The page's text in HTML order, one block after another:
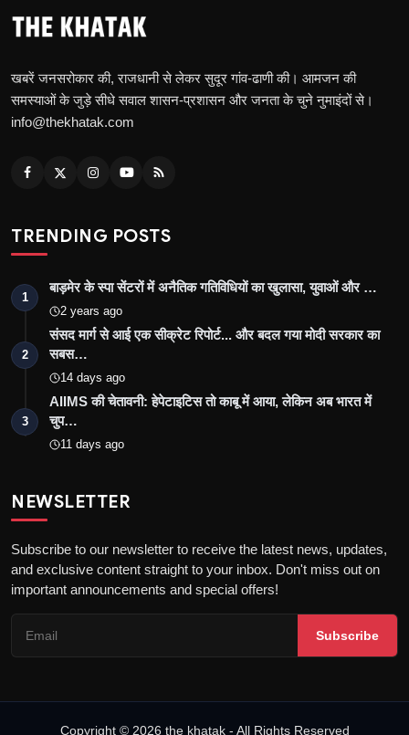
खबरें जनसरोकार की, राजधानी से लेकर सुदूर गांव-ढाणी की। आमजन की
समस्याओं के जुड़े सीधे सवाल शासन-प्रशासन और जनता के चुने नुमाइंदों से।
info@thekhatak.com
TRENDING POSTS
1
बाड़मेर के स्पा सेंटरों में अनैतिक गतिविधियों का खुलासा, युवाओं और …
2 years ago
2
संसद मार्ग से आई एक सीक्रेट रिपोर्ट... और बदल गया मोदी सरकार का
सबस…
14 days ago
3
AIIMS की चेतावनी: हेपेटाइटिस तो काबू में आया, लेकिन अब भारत में
चुप…
11 days ago
NEWSLETTER
Subscribe to our newsletter to receive the latest news, updates,
and exclusive content straight to your inbox. Don't miss out on
important announcements and special offers!
Subscribe
Copyright © 2026 the khatak - All Rights Reserved